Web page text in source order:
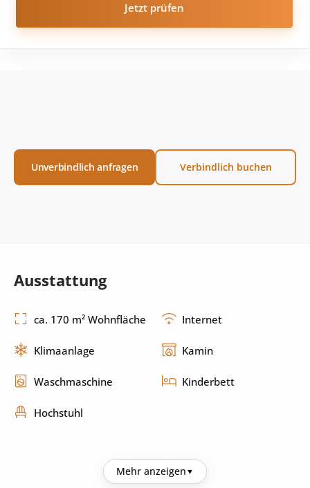
Jetzt prüfen
Unverbindlich anfragen Verbindlich buchen
Ausstattung
ca. 170 m² Wohnfläche Internet
Klimaanlage Kamin
Waschmaschine Kinderbett
Hochstuhl
Mehr anzeigen